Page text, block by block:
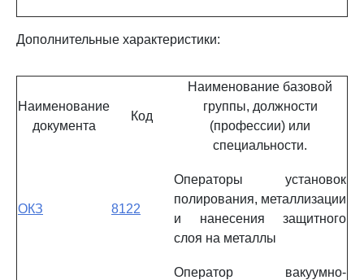
Дополнительные характеристики:
Наименование
документа
Код
Наименование базовой
группы, должности
(профессии) или
специальности.
ОКЗ 8122
Операторы установок
полирования, металлизации
и нанесения защитного
слоя на металлы
Оператор вакуумно-